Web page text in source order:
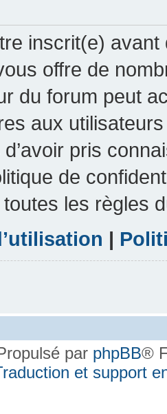
inscrit(e) avant
offre de
du forum peut
aux
pris
de
les règles
|
par phpBB®
et support